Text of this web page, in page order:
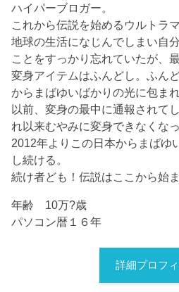
ハイパーブロガー。
これから伝説を始めるウルトラ
地球の生活になじんでしまい自
ことをすっかり忘れていたが、
変身アイテムはふんどし。ふん
からまばゆいばかりの光に包ま
以前、変身の最中に通報されて
れ以来むやみに変身できなくな
2012年よりこの日本からまばゆ
し続ける。
続け者ども！伝説はここから始
年齢 10万?歳
パソコン暦１６年
詳細プロフ